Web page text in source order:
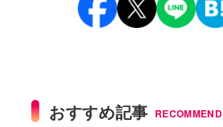
おすすめ記事 RECOMMEND